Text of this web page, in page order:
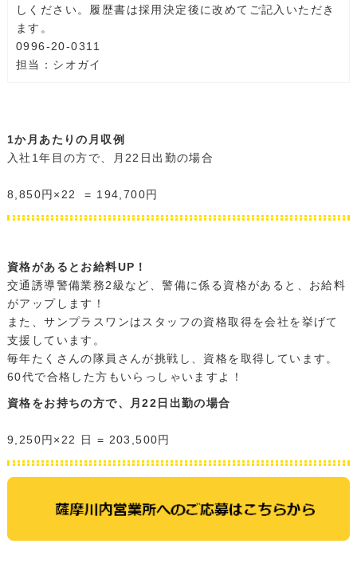
しください。履歴書は採用決定後に改めてご記入いただき
ます。
0996-20-0311
担当：シオガイ
1か月あたりの月収例
入社1年目の方で、月22日出勤の場合
8,850円×22 = 194,700円
資格があるとお給料UP！
交通誘導警備業務2級など、警備に係る資格があると、お給料
がアップします！
また、サンプラスワンはスタッフの資格取得を会社を挙げて
支援しています。
毎年たくさんの隊員さんが挑戦し、資格を取得しています。
60代で合格した方もいらっしゃいますよ！
資格をお持ちの方で、月22日出勤の場合
9,250円×22 日 = 203,500円